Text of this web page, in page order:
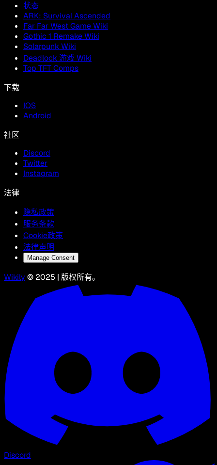
状态
ARK: Survival Ascended
Far Far West Game Wiki
Gothic 1 Remake Wiki
Solarpunk Wiki
Deadlock 游戏 Wiki
Top TFT Comps
下载
IOS
Android
社区
Discord
Twitter
Instagram
法律
隐私政策
服务条款
Cookie政策
法律声明
Manage Consent
Wikily © 2025 | 版权所有。
Discord